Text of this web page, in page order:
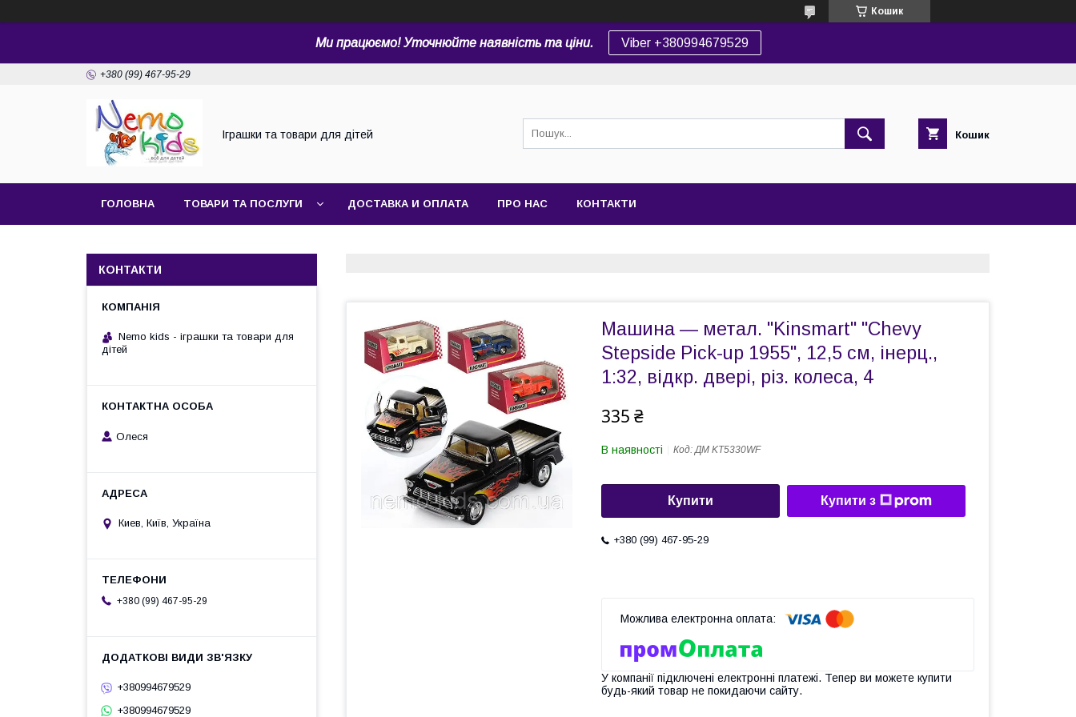
Кошик
Ми працюємо! Уточнюйте наявність та ціни. Viber +380994679529
+380 (99) 467-95-29
Іграшки та товари для дітей Кошик
ГОЛОВНА ТОВАРИ ТА ПОСЛУГИ ДОСТАВКА И ОПЛАТА ПРО НАС КОНТАКТИ
Машина — метал. "Kinsmart" "Chevy
Stepside Pick-up 1955", 12,5 см, інерц.,
1:32, відкр. двері, різ. колеса, 4
335 ₴
В наявності Код:ДМ KT5330WF
Купити Купити з
+380 (99) 467-95-29
У компанії підключені електронні платежі. Тепер ви можете купити
будь-який товар не покидаючи сайту.
КОНТАКТИ
Nemo kids - іграшки та товари для
дітей
Олеся
Киев, Київ, Україна
+380 (99) 467-95-29
+380994679529
+380994679529